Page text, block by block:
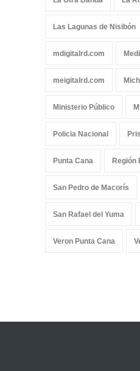
Las Lagunas de Nisibón
mdigitalrd.com
meigitalrd.com
Ministerio Público
Policia Nacional
Punta Cana Región
San Pedro de Macorís
San Rafael del Yuma
Veron Punta Cana